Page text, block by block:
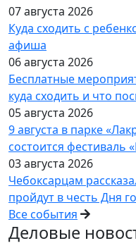
07 августа 2026
Куда сходить с
афиша
06 августа 2026
Бесплатные
куда сходить и что
05 августа 2026
9 августа в парке
состоится фестиваль
03 августа 2026
Чебоксарцам
пройдут в честь Дня
Все события
Деловые